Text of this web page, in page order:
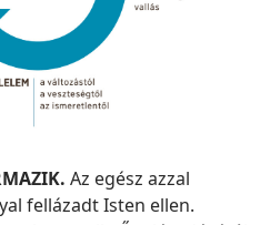
Az egész azzal
fellázadt Isten ellen.